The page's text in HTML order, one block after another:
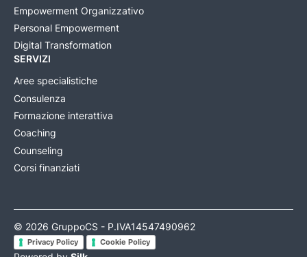
Empowerment Organizzativo
Personal Empowerment
Digital Transformation
SERVIZI
Aree specialistiche
Consulenza
Formazione interattiva
Coaching
Counseling
Corsi finanziati
© 2026 GruppoCS - P.IVA14547490962
Privacy Policy Cookie Policy